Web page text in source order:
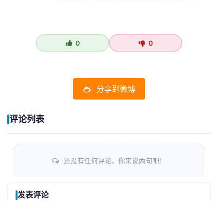
0 0
分享到微博
评论列表
还没有任何评论，你来说两句吧！
发表评论